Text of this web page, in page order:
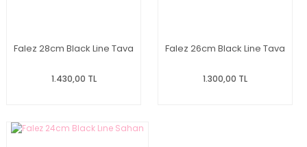
Falez 28cm Black Line Tava
1.430,00 TL
Falez 26cm Black Line Tava
1.300,00 TL